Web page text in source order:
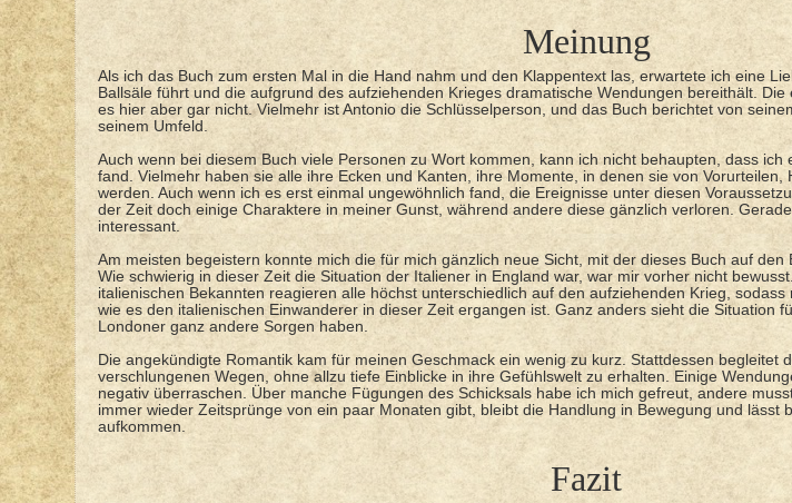
Meinung
Als ich das Buch zum ersten Mal in die Hand nahm und den Klappentext las, erwartete ich eine
Ballsäle führt und die aufgrund des aufziehenden Krieges dramatische Wendungen bereithält.
es hier aber gar nicht. Vielmehr ist Antonio die Schlüsselperson, und das Buch berichtet von
seinem Umfeld.
Auch wenn bei diesem Buch viele Personen zu Wort kommen, kann ich nicht behaupten, dass ich
fand. Vielmehr haben sie alle ihre Ecken und Kanten, ihre Momente, in denen sie von Vorurteilen,
werden. Auch wenn ich es erst einmal ungewöhnlich fand, die Ereignisse unter diesen
der Zeit doch einige Charaktere in meiner Gunst, während andere diese gänzlich verloren.
interessant.
Am meisten begeistern konnte mich die für mich gänzlich neue Sicht, mit der dieses Buch auf den
Wie schwierig in dieser Zeit die Situation der Italiener in England war, war mir vorher nicht
italienischen Bekannten reagieren alle höchst unterschiedlich auf den aufziehenden Krieg, sodass
wie es den italienischen Einwanderer in dieser Zeit ergangen ist. Ganz anders sieht die Situation
Londoner ganz andere Sorgen haben.
Die angekündigte Romantik kam für meinen Geschmack ein wenig zu kurz. Stattdessen begleitet
verschlungenen Wegen, ohne allzu tiefe Einblicke in ihre Gefühlswelt zu erhalten. Einige
negativ überraschen. Über manche Fügungen des Schicksals habe ich mich gefreut, andere
immer wieder Zeitsprünge von ein paar Monaten gibt, bleibt die Handlung in Bewegung und lässt
aufkommen.
Fazit